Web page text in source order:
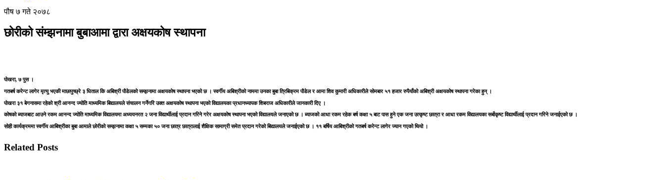
पौष ७ गते २०७८
छोरीको संम्झनामा बुबाआमा द्वारा अक्षयकोष स्थापना
पोखरा, ७ पुस ।
गतबर्ष करेन्ट लागेर मृत्यु भएकी माछापुच्छ्रे ३ धिताल कि अबिश्री पौडेलको सम्झनामा अक्षयकोष स्थापना भएको छ । स्वर्गीय अबिश्रीको नाममा उनका बुबा त्रिबिक्रम पौडेल र आमा शिव कुमारी अधिकारीले सोमबार ५१ हजार रुपैयाँको अबिश्री अक्षयकोष स्थापना गरेका हुन् ।
पोखरा ३१ बेगनासमा रहेको श्री आनन्द ज्योति माध्यमिक बिद्यालयले संचालन गर्नेगरि उक्त अक्षयकोष स्थापना भएको विद्यालयका प्रधानध्यापक शिबराज अधिकारीले जानकारी दिए ।
कोषको ब्याजबाट आउने रकम आनन्द ज्योति माध्यमिक विद्यालयमा अध्ययनरत २ जना विद्यार्थीलाई प्रदान गरिने गरेर अक्षयकोष स्थापना भएको विद्यालयले जनाएको छ । ब्याजको आधा रकम रहेक बर्ष कक्षा ५ बाट पास हुने एक जना उत्कृष्ट छात्रा र आधा रकम विद्यालयका सर्बोकृष्ट विद्यार्थीलाई प्रदान गरिने जनाईएको छ ।
सोही कार्यक्रममा स्वर्गीय आबिश्रीका बुबा आमाले छोरीको सम्झनामा कक्षा ५ सम्मका ५० जना छात्र छात्रालाई शैक्षिक सामाग्री समेत प्रदान गरेको बिद्यालयले जनाईएको छ । ११ बर्षिय आबिश्रीको गतबर्ष करेन्ट लागेर ज्यान गएको थियो ।
Related Posts